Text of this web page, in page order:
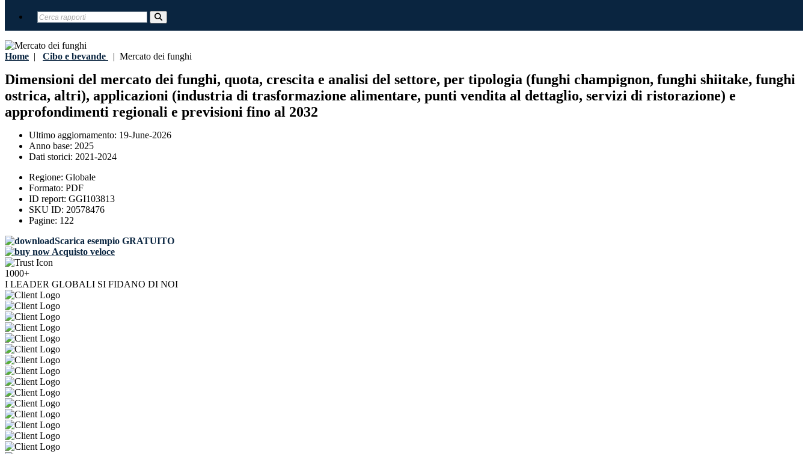
Home | Cibo e bevande | Mercato dei funghi
Dimensioni del mercato dei funghi, quota, crescita e analisi del settore, per tipologia (funghi champignon, funghi shiitake, funghi
ostrica, altri), applicazioni (industria di trasformazione alimentare, punti vendita al dettaglio, servizi di ristorazione) e
approfondimenti regionali e previsioni fino al 2032
Ultimo aggiornamento: 19-June-2026
Anno base: 2025
Dati storici: 2021-2024
Regione: Globale
Formato: PDF
ID report: GGI103813
SKU ID: 20578476
Pagine: 122
Scarica esempio GRATUITO
Acquisto veloce
1000+
I LEADER GLOBALI SI FIDANO DI NOI